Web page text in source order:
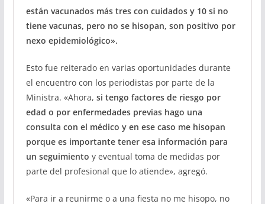
están vacunados más tres con cuidados y 10 si no
tiene vacunas, pero no se hisopan, son positivo por
nexo epidemiológico».
Esto fue reiterado en varias oportunidades durante
el encuentro con los periodistas por parte de la
Ministra. «Ahora, si tengo factores de riesgo por
edad o por enfermedades previas hago una
consulta con el médico y en ese caso me hisopan
porque es importante tener esa información para
un seguimiento y eventual toma de medidas por
parte del profesional que lo atiende», agregó.
«Para ir a reunirme o a una fiesta no me hisopo, no